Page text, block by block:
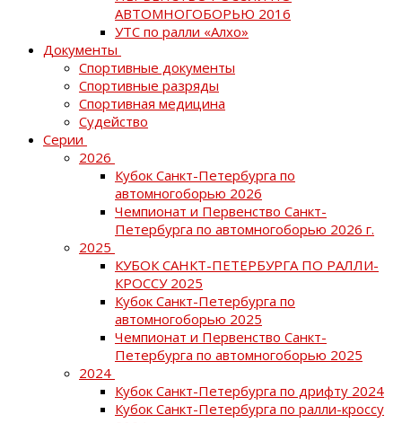
АВТОМНОГОБОРЬЮ 2016
УТС по ралли «Алхо»
Документы
Спортивные документы
Спортивные разряды
Спортивная медицина
Судейство
Серии
2026
Кубок Санкт-Петербурга по
автомногоборью 2026
Чемпионат и Первенство Санкт-
Петербурга по автомногоборью 2026 г.
2025
КУБОК САНКТ-ПЕТЕРБУРГА ПО РАЛЛИ-
КРОССУ 2025
Кубок Санкт-Петербурга по
автомногоборью 2025
Чемпионат и Первенство Санкт-
Петербурга по автомногоборью 2025
2024
Кубок Санкт-Петербурга по дрифту 2024
Кубок Санкт-Петербурга по ралли-кроссу